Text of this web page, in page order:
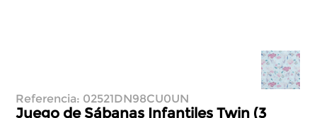
Referencia: 02521DN98CU0UN
Juego de Sábanas Infantiles Twin (3